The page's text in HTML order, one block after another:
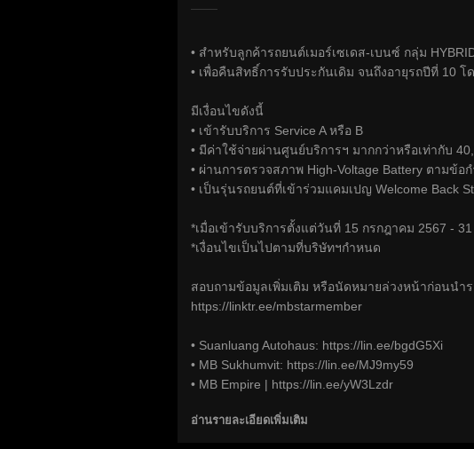
• สำหรับลูกค้ารถยนต์เมอร์เซเดส-เบนซ์ กลุ่ม
• เพื่อคืนสิทธิ์การรับประกันเดิม จนถึงอายุรถปีที่ 10
มีเงื่อนไขดังนี้
• เข้ารับบริการ Service A หรือ B
• มีค่าใช้จ่ายผ่านศูนย์บริการฯ มากกว่าหรือเท่ากับ
• ผ่านการตรวจสภาพ High-Voltage Battery ตามข้อ
• เป็นรุ่นรถยนต์ที่เข้าร่วมแคมเปญ Welcome Back
*เมื่อเข้ารับบริการตั้งแต่วันที่ 15 กรกฎาคม 2567 -
*เงื่อนไขเป็นไปตามที่บริษัทฯกำหนด
สอบถามข้อมูลเพิ่มเติม หรือนัดหมายล่วงหน้าก่อนนำ
https://linktr.ee/mbstarmember
• Suanluang Autohaus: https://lin.ee/bgdG5Xi
• MB Sukhumvit: https://lin.ee/MJ9my59
• MB Empire | https://lin.ee/yW3Lzdr
อ่านรายละเอียดเพิ่มเติม